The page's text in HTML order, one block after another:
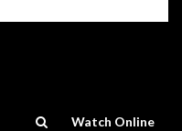
Watch Online